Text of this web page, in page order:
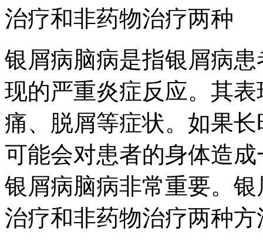
治疗和非药物治疗两种
银屑病脑病是指银屑病
现的严重炎症反应。其
痛、脱屑等症状。如果
可能会对患者的身体造
银屑病脑病非常重要。
治疗和非药物治疗两种方